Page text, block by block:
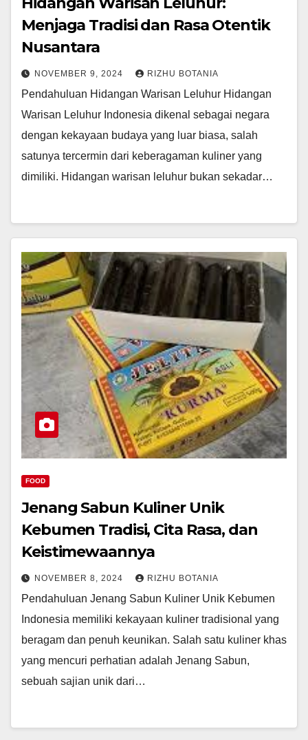
Menjaga Tradisi dan Rasa Otentik
Nusantara
NOVEMBER 9, 2024 RIZHU BOTANIA
Pendahuluan Hidangan Warisan Leluhur Hidangan
Warisan Leluhur Indonesia dikenal sebagai negara
dengan kekayaan budaya yang luar biasa, salah
satunya tercermin dari keberagaman kuliner yang
dimiliki. Hidangan warisan leluhur bukan sekadar…
FOOD
Jenang Sabun Kuliner Unik
Kebumen Tradisi, Cita Rasa, dan
Keistimewaannya
NOVEMBER 8, 2024 RIZHU BOTANIA
Pendahuluan Jenang Sabun Kuliner Unik Kebumen
Indonesia memiliki kekayaan kuliner tradisional yang
beragam dan penuh keunikan. Salah satu kuliner khas
yang mencuri perhatian adalah Jenang Sabun,
sebuah sajian unik dari…